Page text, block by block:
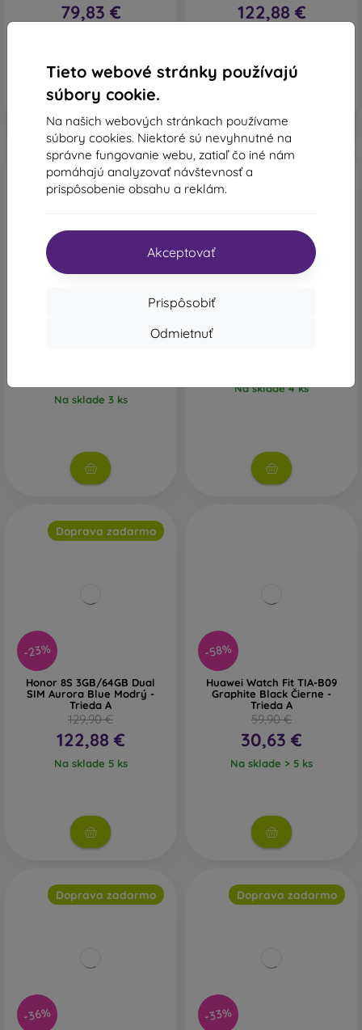
Tieto webové stránky používajú
súbory cookie.
Na našich webových stránkach používame
súbory cookies. Niektoré sú nevyhnutné na
správne fungovanie webu, zatiaľ čo iné nám
pomáhajú analyzovať návštevnosť a
prispôsobenie obsahu a reklám.
Akceptovať
Prispôsobiť
Odmietnuť
79,83 € 122,88 €
Doprava zadarmo
Matte Black Čierne - Trieda
Na sklade 3 ks
Doprava zadarmo
Na sklade 4 ks
-23%
Doprava zadarmo
Honor 8S 3GB/64GB Dual
SIM Aurora Blue Modrý -
Trieda A
129,90 €
122,88 €
Na sklade 5 ks
-58%
Huawei Watch Fit TIA-B09
Graphite Black Čierne -
Trieda A
59,90 €
30,63 €
Na sklade > 5 ks
-36%
Doprava zadarmo
-33%
Doprava zadarmo